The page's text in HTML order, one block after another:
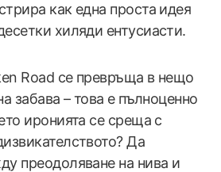
как една проста идея
хиляди ентусиасти.
Road се превръща в нещо
забава – това е пълноценно
иронията се среща с
Да
преодоляване на нива и